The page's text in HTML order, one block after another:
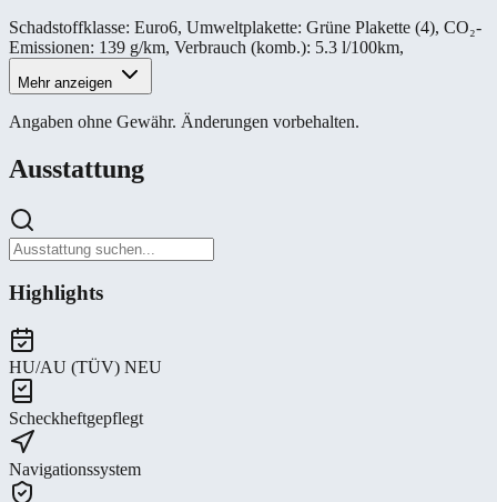
Schadstoffklasse: Euro6, Umweltplakette: Grüne Plakette (4), CO₂-
Emissionen: 139 g/km, Verbrauch (komb.): 5.3 l/100km,
Mehr anzeigen
Angaben ohne Gewähr. Änderungen vorbehalten.
Ausstattung
Highlights
HU/AU (TÜV) NEU
Scheckheftgepflegt
Navigationssystem